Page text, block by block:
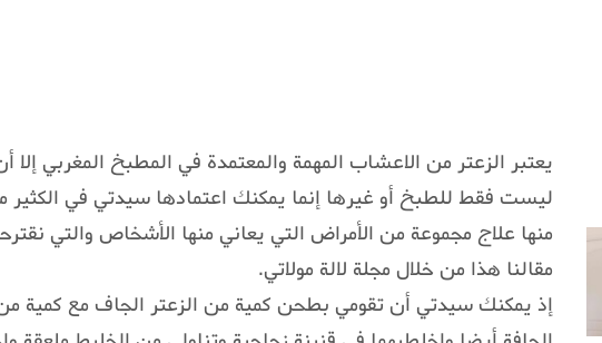
يعتبر الزعتر من الاعشاب المهمة والمعتمدة في المطبخ المغربي
ليست فقط للطبخ أو غيرها إنما يمكنك اعتمادها سيدتي في الكثير
منها علاج مجموعة من الأمراض التي يعاني منها الأشخاص والتي
مقالنا هذا من خلال مجلة لالة مولاتي.
إذ يمكنك سيدتي أن تقومي بطحن كمية من الزعتر الجاف مع كمية